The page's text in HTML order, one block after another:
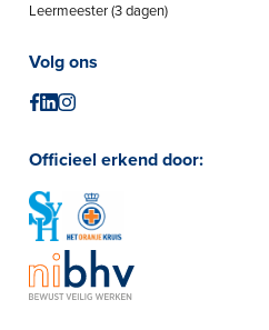
Leermeester (3 dagen)
Volg ons
Officieel erkend door: